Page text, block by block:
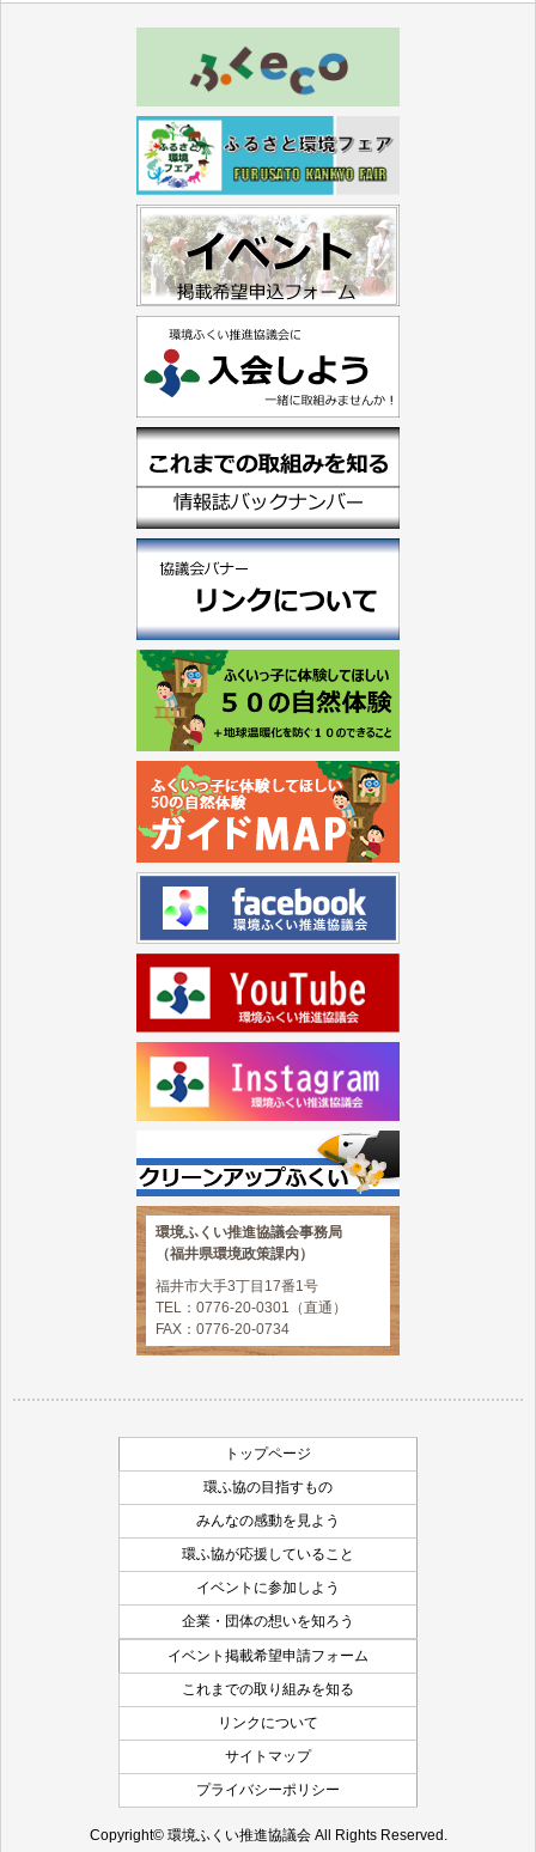
環境ふくい推進協議会事務局
（福井県環境政策課内）
福井市大手3丁目17番1号
TEL：0776-20-0301（直通）
FAX：0776-20-0734
トップページ
環ふ協の目指すもの
みんなの感動を見よう
環ふ協が応援していること
イベントに参加しよう
企業・団体の想いを知ろう
イベント掲載希望申請フォーム
これまでの取り組みを知る
リンクについて
サイトマップ
プライバシーポリシー
Copyright© 環境ふくい推進協議会 All Rights Reserved.